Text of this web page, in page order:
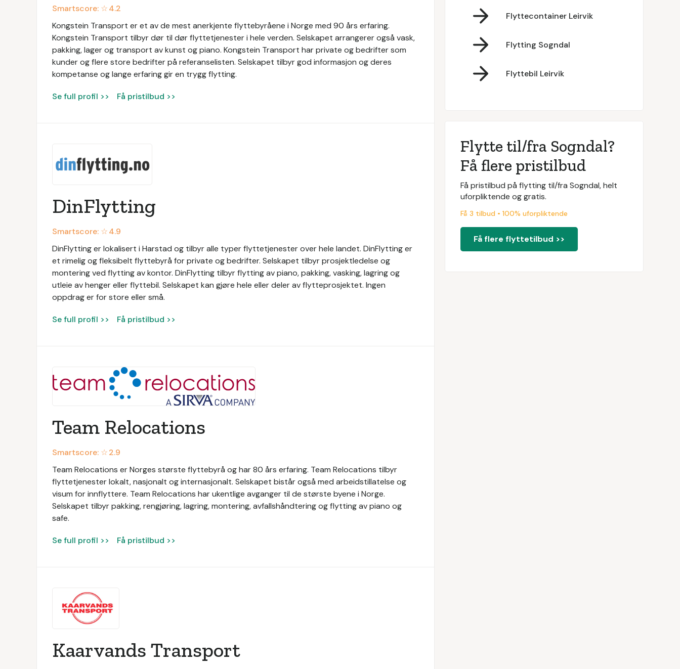
Smartscore: ☆4.2
Kongstein Transport er et av de mest anerkjente flyttebyråene i Norge med 90 års erfaring.
Kongstein Transport tilbyr dør til dør flyttetjenester i hele verden. Selskapet arrangerer også vask,
pakking, lager og transport av kunst og piano. Kongstein Transport har private og bedrifter som
kunder og flere store bedrifter på referanselisten. Selskapet tilbyr god informasjon og deres
kompetanse og lange erfaring gir en trygg flytting.
Se full profil >> Få pristilbud >>
DinFlytting
Smartscore: ☆4.9
DinFlytting er lokalisert i Harstad og tilbyr alle typer flyttetjenester over hele landet. DinFlytting er
et rimelig og fleksibelt flyttebyrå for private og bedrifter. Selskapet tilbyr prosjektledelse og
montering ved flytting av kontor. DinFlytting tilbyr flytting av piano, pakking, vasking, lagring og
utleie av henger eller flyttebil. Selskapet kan gjøre hele eller deler av flytteprosjektet. Ingen
oppdrag er for store eller små.
Se full profil >> Få pristilbud >>
Team Relocations
Smartscore: ☆2.9
Team Relocations er Norges største flyttebyrå og har 80 års erfaring. Team Relocations tilbyr
flyttetjenester lokalt, nasjonalt og internasjonalt. Selskapet bistår også med arbeidstillatelse og
visum for innflyttere. Team Relocations har ukentlige avganger til de største byene i Norge.
Selskapet tilbyr pakking, rengjøring, lagring, montering, avfallshåndtering og flytting av piano og
safe.
Se full profil >> Få pristilbud >>
Kaarvands Transport
Flyttecontainer Leirvik
Flytting Sogndal
Flyttebil Leirvik
Flytte til/fra Sogndal?
Få flere pristilbud
Få pristilbud på flytting til/fra Sogndal, helt
uforpliktende og gratis.
Få 3 tilbud • 100% uforpliktende
Få flere flyttetilbud >>